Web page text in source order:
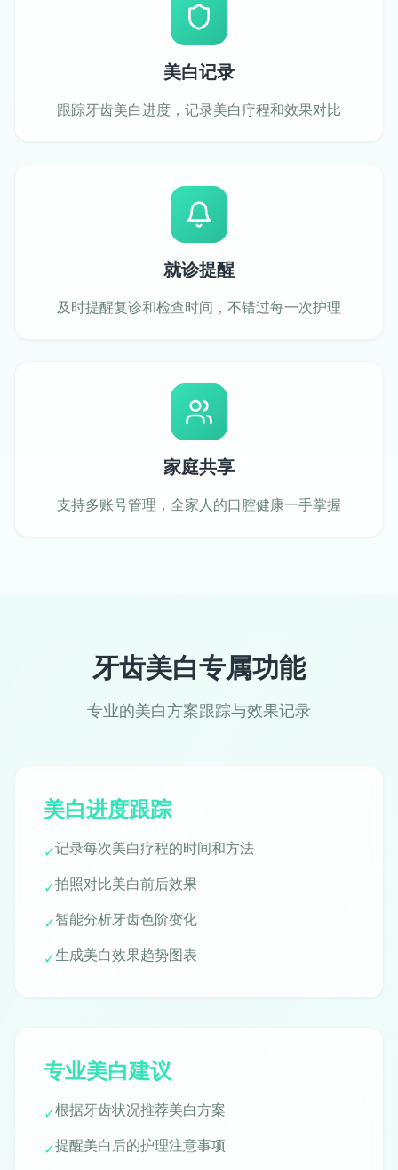
美白记录
跟踪牙齿美白进度，记录美白疗程和效果对比
就诊提醒
及时提醒复诊和检查时间，不错过每一次护理
家庭共享
支持多账号管理，全家人的口腔健康一手掌握
牙齿美白专属功能
专业的美白方案跟踪与效果记录
美白进度跟踪
✓记录每次美白疗程的时间和方法
✓拍照对比美白前后效果
✓智能分析牙齿色阶变化
✓生成美白效果趋势图表
专业美白建议
✓根据牙齿状况推荐美白方案
✓提醒美白后的护理注意事项